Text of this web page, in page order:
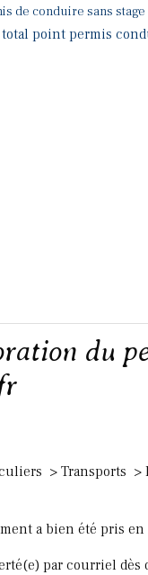
de conduire sans stage
point permis
du
> Transports >
a bien été pris en
par courriel